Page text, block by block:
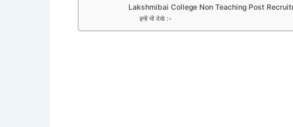
Lakshmibai College Non Teaching Post
इन्हें भी देखे :-